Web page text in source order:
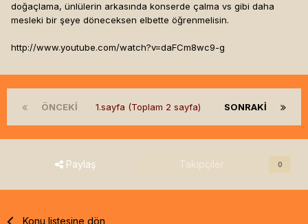
doğaçlama, ünlülerin arkasında konserde çalma vs gibi daha
mesleki bir şeye döneceksen elbette öğrenmelisin.
http://www.youtube.com/watch?v=daFCm8wc9-g
ÖNCEKI SONRAKI
1.sayfa (Toplam 2 sayfa)
Paylaş Takipçiler 0
Konu listesine dön